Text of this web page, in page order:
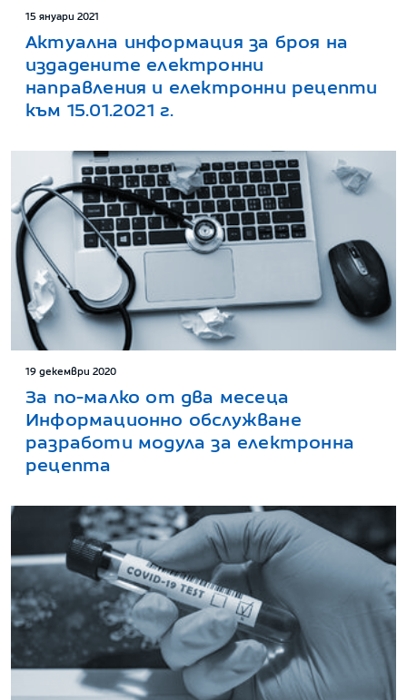
15 януари 2021
Актуална информация за броя на
издадените електронни
направления и електронни рецепти
към 15.01.2021 г.
19 декември 2020
За по-малко от два месеца
Информационно обслужване
разработи модула за електронна
рецепта